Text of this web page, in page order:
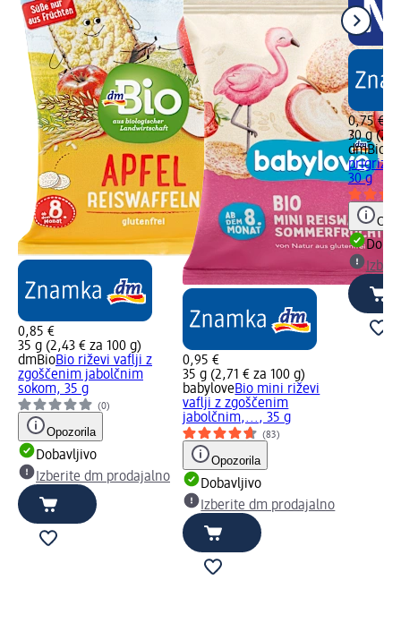
0,85 €
35 g (2,43 € za 100 g)
dmBioBio riževi vaflji z
zgoščenim jabolčnim
sokom, 35 g
(0)
Opozorila
Dobavljivo
Izberite dm prodajalno
0,95 €
35 g (2,71 € za 100 g)
babyloveBio mini riževi
vaflji z zgoščenim
jabolčnim,..., 35 g
(83)
Opozorila
Dobavljivo
Izberite dm prodajalno
0,75 €
30 g
dmBio
30 g